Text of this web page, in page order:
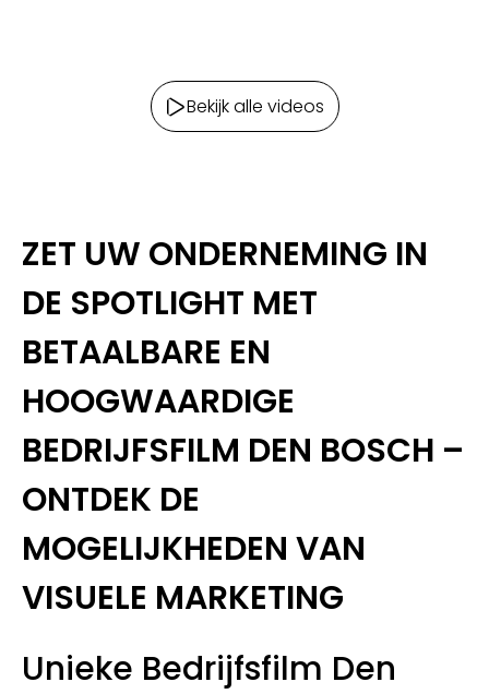
Bekijk alle videos
ZET UW ONDERNEMING IN
DE SPOTLIGHT MET
BETAALBARE EN
HOOGWAARDIGE
BEDRIJFSFILM DEN BOSCH –
ONTDEK DE
MOGELIJKHEDEN VAN
VISUELE MARKETING
Unieke Bedrijfsfilm Den